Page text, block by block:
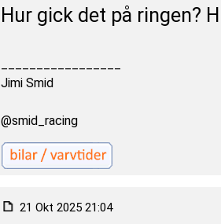
Hur gick det på ringen?
Jimi Smid
@smid_racing
21 Okt 2025 21:04